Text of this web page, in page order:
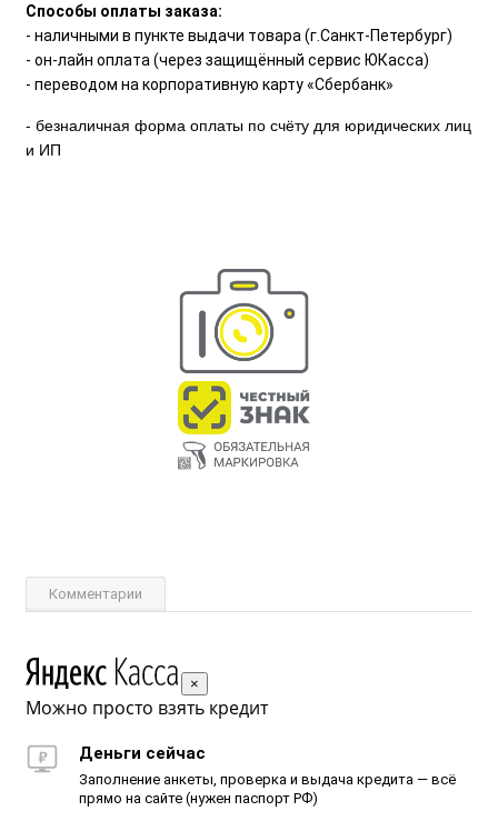
Способы оплаты заказа:
- наличными в пункте выдачи товара (г.Санкт-Петербург)
- он-лайн оплата (через защищённый сервис ЮКасса)
- переводом на корпоративную карту «Сбербанк»
- безналичная форма оплаты по счёту для юридических лиц
и ИП
Комментарии
×
Можно просто взять кредит
Деньги сейчас
Заполнение анкеты, проверка и выдача кредита — всё
прямо на сайте (нужен паспорт РФ)